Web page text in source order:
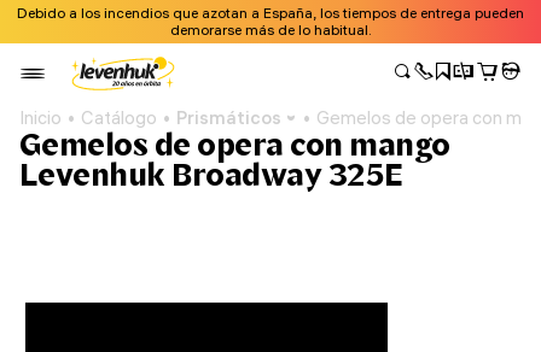
Debido a los incendios que azotan a España, los tiempos de entrega pueden
demorarse más de lo habitual.
Inicio Catálogo Prismáticos Gemelos de opera con
Gemelos de opera con mango
Levenhuk Broadway 325E